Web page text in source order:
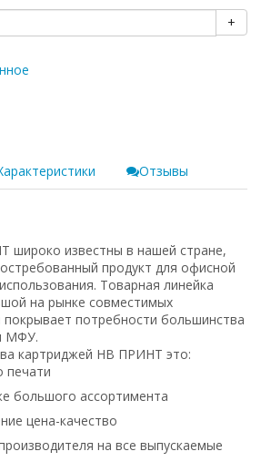
+
Отзывы
широко известны в нашей стране,
продукт для офисной
Товарная линейка
на рынке совместимых
потребности большинства
МФУ.
картриджей НВ ПРИНТ это:
печати
большого ассортимента
цена-качество
на все выпускаемые